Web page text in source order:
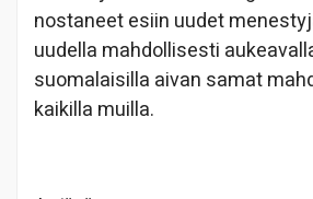
nostaneet esiin uudet
uudella mahdollisesti
suomalaisilla aivan samat
kaikilla muilla.